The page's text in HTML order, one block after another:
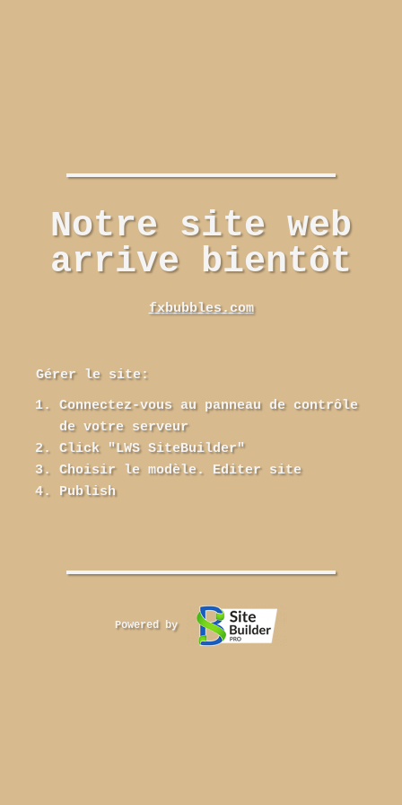
Notre site web
arrive bientôt
fxbubbles.com
Gérer le site:
Connectez-vous au panneau de contrôle
de votre serveur
Click "LWS SiteBuilder"
Choisir le modèle. Editer site
Publish
Powered by